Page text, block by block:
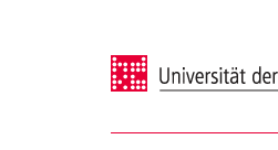
Universität der Künste Berlin